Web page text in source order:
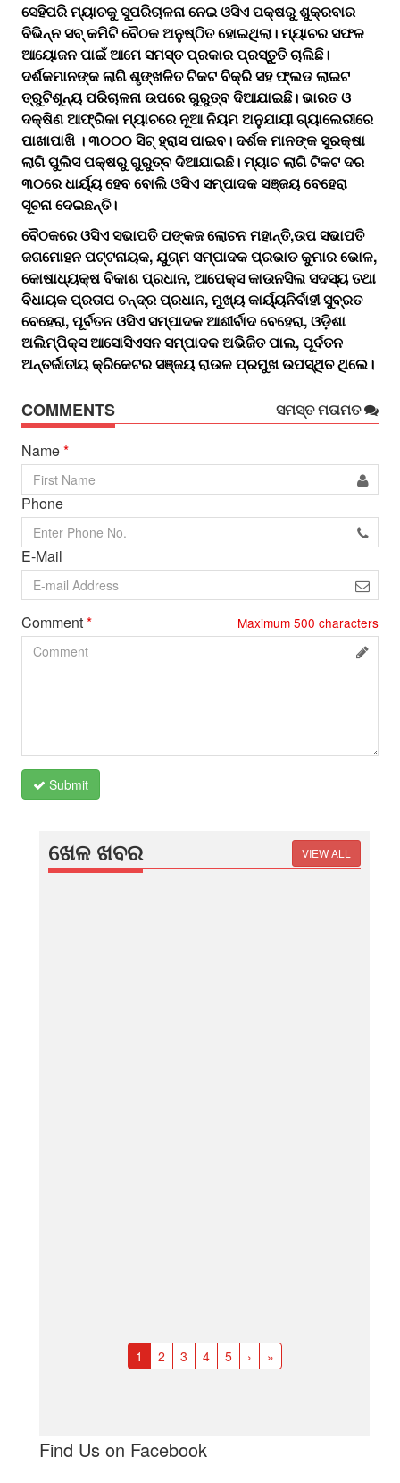
ସେହିପରି ମ୍ୟାଚକୁ ସୁପରିଚାଳନା ନେଇ ଓସିଏ ପକ୍ଷରୁ ଶୁକ୍ରବାର
ବିଭିନ୍ନ ସବ୍‌ କମିଟି ବୈଠକ ଅନୁଷ୍ଠିତ ହୋଇଥିଲା। ମ୍ୟାଚର ସଫଳ
ଆୟୋଜନ ପାଇଁ ଆମେ ସମସ୍ତ ପ୍ରକାର ପ୍ରସ୍ତୁୁତି ଚାଲିଛି।
ଦର୍ଶକମାନଙ୍କ ଲାଗି ଶୃଙ୍ଖଳିତ ଟିକଟ ବିକ୍ରି ସହ ଫ୍ଲଡ ଲାଇଟ
ତ୍ରୁଟିଶୂନ୍ୟ ପରିଚାଳନା ଉପରେ ଗୁରୁତ୍ବ ଦିଆଯାଇଛି। ଭାରତ ଓ
ଦକ୍ଷିଣ ଆଫ୍ରିକା ମ୍ୟାଚରେ ନୂଆ ନିୟମ ଅନୁଯାୟୀ ଗ୍ୟାଲେରୀରେ
ପାଖାପାଖି । ୩୦୦୦ ସିଟ୍‌ ହ୍ରାସ ପାଇବ। ଦର୍ଶକ ମାନଙ୍କ ସୁରକ୍ଷା
ଲାଗି ପୁଲିସ ପକ୍ଷରୁ ଗୁରୁତ୍ବ ଦିଆଯାଇଛି। ମ୍ୟାଚ ଲାଗି ଟିକଟ ଦର
୩୦ରେ ଧାର୍ୟ୍ୟ ହେବ ବୋଲି ଓସିଏ ସମ୍ପାଦକ ସଞ୍ଜୟ ବେହେରା
ସୂଚନା ଦେଇଛନ୍ତି।
ବୈଠକରେ ଓସିଏ ସଭାପତି ପଙ୍କଜ ଲୋଚନ ମହାନ୍ତି,ଉପ ସଭାପତି
ଜଗମୋହନ ପଟ୍ଟନାୟକ, ଯୁଗ୍ମ ସମ୍ପାଦକ ପ୍ରଭାତ କୁମାର ଭୋଳ,
କୋଷାଧ୍ୟକ୍ଷ ବିକାଶ ପ୍ରଧାନ, ଆପେକ୍ସ କାଉନସିଲ ସଦସ୍ୟ ତଥା
ବିଧାୟକ ପ୍ରତାପ ଚନ୍ଦ୍ର ପ୍ରଧାନ, ମୁଖ୍ୟ କାର୍ୟ୍ୟନିର୍ବାହୀ ସୁବ୍ରତ
ବେହେରା, ପୂର୍ବତନ ଓସିଏ ସମ୍ପାଦକ ଆଶୀର୍ବାଦ ବେହେରା, ଓଡ଼ିଶା
ଅଲିମ୍ପିକ୍‌ସ ଆସୋସିଏସନ ସମ୍ପାଦକ ଅଭିଜିତ ପାଲ, ପୂର୍ବତନ
ଅନ୍ତର୍ଜାତୀୟ କ୍ରିକେଟର ସଞ୍ଜୟ ରାଉଳ ପ୍ରମୁଖ ଉପସ୍ଥିତ ଥିଲେ।
COMMENTS
ସମସ୍ତ ମତାମତ
Name*
Phone
E-Mail
Comment* Maximum 500 characters
Submit
ଖେଳ ଖବର VIEW ALL
1 2 3 4 5 › »
Find Us on Facebook